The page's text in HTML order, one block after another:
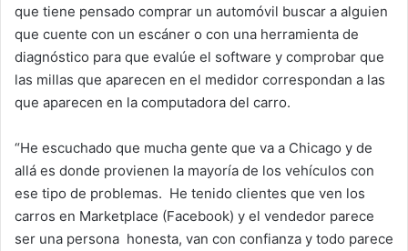
que tiene pensado comprar un automóvil buscar a alguien
que cuente con un escáner o con una herramienta de
diagnóstico para que evalúe el software y comprobar que
las millas que aparecen en el medidor correspondan a las
que aparecen en la computadora del carro.
“He escuchado que mucha gente que va a Chicago y de
allá es donde provienen la mayoría de los vehículos con
ese tipo de problemas. He tenido clientes que ven los
carros en Marketplace (Facebook) y el vendedor parece
ser una persona honesta, van con confianza y todo parece